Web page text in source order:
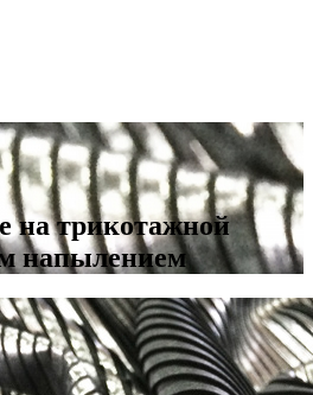
на трикотажной
напылением